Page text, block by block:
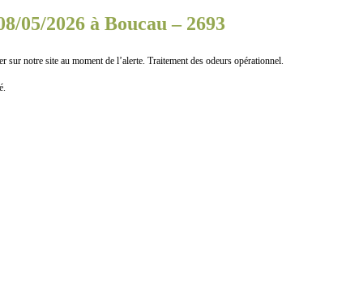
05/2026 à Boucau – 2693
notre site au moment de l’alerte. Traitement des odeurs opérationnel.